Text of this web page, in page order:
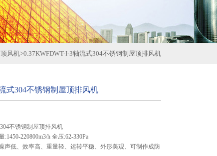
风机>0.37KWFDWT-I-3轴流式304不锈钢制屋顶排风机
式304不锈钢制屋顶排风机
不锈钢制屋顶排风机
:1450-220800m3/h 全压:62-330Pa
声低、效率高、重量轻、运转平稳、外形美观、可制作成防